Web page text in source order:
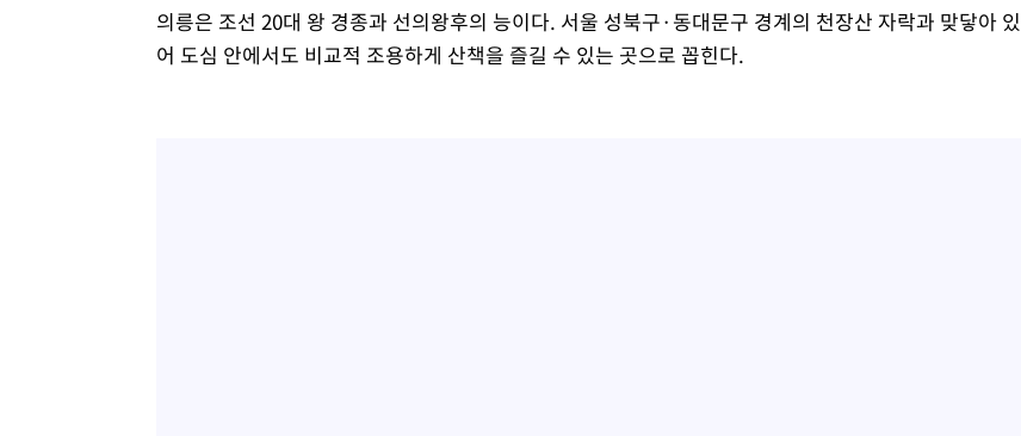
의릉은 조선 20대 왕 경종과 선의왕후의 능이다. 서울 성북구·동대문구 경계의 천장산 자락과 맞닿아 있
어 도심 안에서도 비교적 조용하게 산책을 즐길 수 있는 곳으로 꼽힌다.